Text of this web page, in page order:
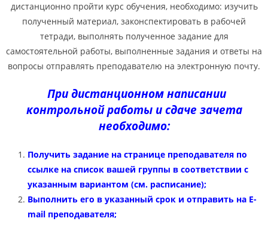
дистанционно пройти курс обучения, необходимо: изучить
полученный материал, законспектировать в рабочей
тетради, выполнять полученное задание для
самостоятельной работы, выполненные задания и ответы на
вопросы отправлять преподавателю на электронную почту.
При дистанционном написании
контрольной работы и сдаче зачета
необходимо:
Получить задание на странице преподавателя по
ссылке на список вашей группы в соответствии с
указанным вариантом (см. расписание);
Выполнить его в указанный срок и отправить на E-
mail преподавателя;